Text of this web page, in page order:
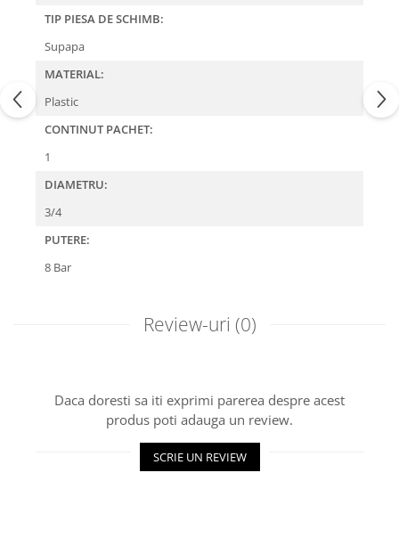
TIP PIESA DE SCHIMB:
Supapa
MATERIAL:
Plastic
CONTINUT PACHET:
1
DIAMETRU:
3/4
PUTERE:
8 Bar
Review-uri (0)
Daca doresti sa iti exprimi parerea despre acest
produs poti adauga un review.
SCRIE UN REVIEW